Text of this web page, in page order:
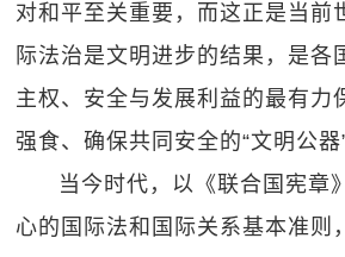
对和平至关重要，而这正是当前
际法治是文明进步的结果，是各
主权、安全与发展利益的最有力
强食、确保共同安全的“文明公器”
当今时代，以《联合国宪章
心的国际法和国际关系基本准则